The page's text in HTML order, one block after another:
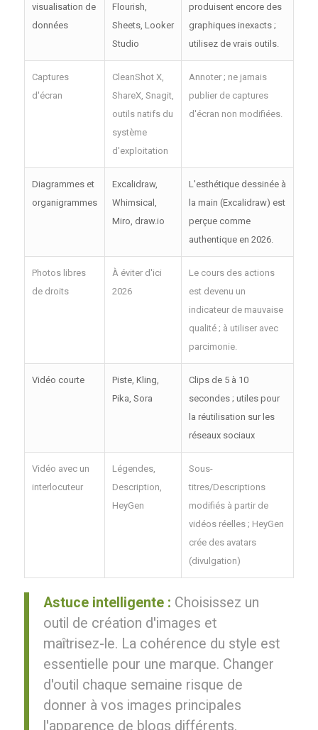
visualisation de
données
Flourish,
Sheets, Looker
Studio
produisent encore des
graphiques inexacts ;
utilisez de vrais outils.
Captures
d'écran
CleanShot X,
ShareX, Snagit,
outils natifs du
système
d'exploitation
Annoter ; ne jamais
publier de captures
d'écran non modifiées.
Diagrammes et
organigrammes
Excalidraw,
Whimsical,
Miro, draw.io
L'esthétique dessinée à
la main (Excalidraw) est
perçue comme
authentique en 2026.
Photos libres
de droits
À éviter d'ici
2026
Le cours des actions
est devenu un
indicateur de mauvaise
qualité ; à utiliser avec
parcimonie.
Vidéo courte
Piste, Kling,
Pika, Sora
Clips de 5 à 10
secondes ; utiles pour
la réutilisation sur les
réseaux sociaux
Vidéo avec un
interlocuteur
Légendes,
Description,
HeyGen
Sous-
titres/Descriptions
modifiés à partir de
vidéos réelles ; HeyGen
crée des avatars
(divulgation)
Astuce intelligente : Choisissez un
outil de création d'images et
maîtrisez-le. La cohérence du style est
essentielle pour une marque. Changer
d'outil chaque semaine risque de
donner à vos images principales
l'apparence de blogs différents.